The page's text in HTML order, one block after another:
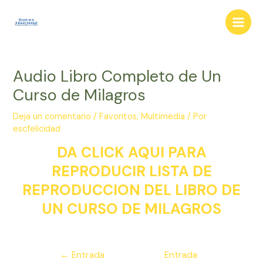
Main
Audio Libro Completo de Un
Curso de Milagros
Deja un comentario /Favoritos,Multimedia / Por
escfelicidad
DA CLICK AQUI PARA
REPRODUCIR LISTA DE
REPRODUCCION DEL LIBRO DE
UN CURSO DE MILAGROS
Navegación
← Entrada
Entrada